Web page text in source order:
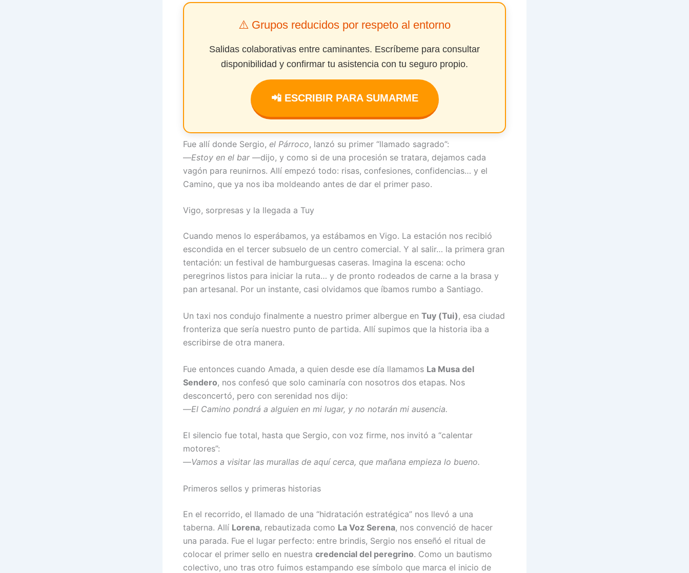
⚠️ Grupos reducidos por respeto al entorno
Salidas colaborativas entre caminantes. Escríbeme para consultar
disponibilidad y confirmar tu asistencia con tu seguro propio.
📲 ESCRIBIR PARA SUMARME
Fue allí donde Sergio, el Párroco, lanzó su primer “llamado sagrado”:
—Estoy en el bar—dijo, y como si de una procesión se tratara, dejamos cada
vagón para reunirnos. Allí empezó todo: risas, confesiones, confidencias… y el
Camino, que ya nos iba moldeando antes de dar el primer paso.
Vigo, sorpresas y la llegada a Tuy
Cuando menos lo esperábamos, ya estábamos en Vigo. La estación nos recibió
escondida en el tercer subsuelo de un centro comercial. Y al salir… la primera gran
tentación: un festival de hamburguesas caseras. Imagina la escena: ocho
peregrinos listos para iniciar la ruta… y de pronto rodeados de carne a la brasa y
pan artesanal. Por un instante, casi olvidamos que íbamos rumbo a Santiago.
Un taxi nos condujo finalmente a nuestro primer albergue en Tuy (Tui) , esa ciudad
fronteriza que sería nuestro punto de partida. Allí supimos que la historia iba a
escribirse de otra manera.
Fue entonces cuando Amada, a quien desde ese día llamamos La Musa del
Sendero, nos confesó que solo caminaría con nosotros dos etapas. Nos
desconcertó, pero con serenidad nos dijo:
—El Camino pondrá a alguien en mi lugar, y no notarán mi ausencia.
El silencio fue total, hasta que Sergio, con voz firme, nos invitó a “calentar
motores”:
—Vamos a visitar las murallas de aquí cerca, que mañana empieza lo bueno.
Primeros sellos y primeras historias
En el recorrido, el llamado de una “hidratación estratégica” nos llevó a una
taberna. Allí Lorena, rebautizada como La Voz Serena, nos convenció de hacer
una parada. Fue el lugar perfecto: entre brindis, Sergio nos enseñó el ritual de
colocar el primer sello en nuestra credencial del peregrino. Como un bautismo
colectivo, uno tras otro fuimos estampando ese símbolo que marca el inicio de